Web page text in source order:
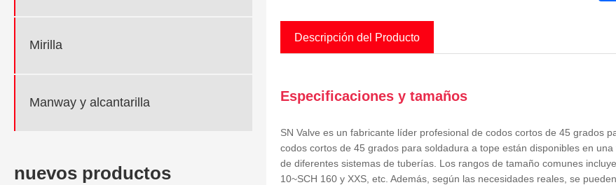
Mirilla
Manway y alcantarilla
nuevos productos
Descripción del Producto
Especificaciones y tamaños
SN Valve es un fabricante líder profesional de codos cortos de 45 grados
codos cortos de 45 grados para soldadura a tope están disponibles en
de diferentes sistemas de tuberías. Los rangos de tamaño comunes
10~SCH 160 y XXS, etc. Además, según las necesidades reales, se